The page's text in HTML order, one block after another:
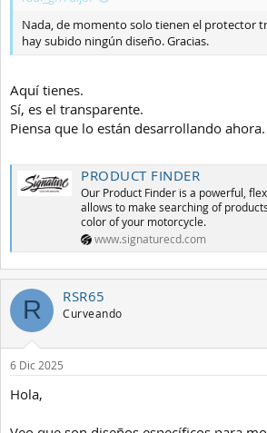
Nada, de momento solo tienen el protector
hay subido ningún diseño. Gracias.
Aquí tienes.
Sí, es el transparente.
Piensa que lo están desarrollando ahora.
PRODUCT FINDER
Our Product Finder is a powerful,
allows to make searching of
color of your motorcycle.
www.signaturecd.com
R RSR65
Curveando
6 Dic 2025
Hola,